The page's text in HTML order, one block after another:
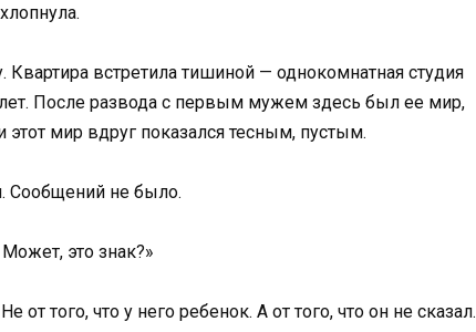
Квартира встретила тишиной — однокомнатная студия
После развода с первым мужем здесь был ее мир,
мир вдруг показался тесным, пустым.
Сообщений не было.
это знак?»
от того, что у него ребенок. А от того, что он не сказал.